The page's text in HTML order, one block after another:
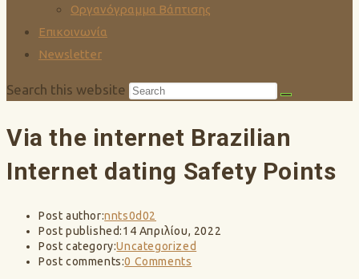
Οργανόγραμμα Βάπτισης
Επικοινωνία
Newsletter
Search this website
Via the internet Brazilian
Internet dating Safety Points
Post author:nnts0d02
Post published:14 Απριλίου, 2022
Post category:Uncategorized
Post comments:0 Comments